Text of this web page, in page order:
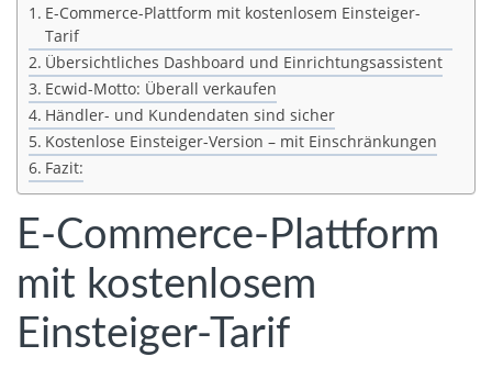
E-Commerce-Plattform mit kostenlosem Einsteiger-
Tarif
Übersichtliches Dashboard und Einrichtungsassistent
Ecwid-Motto: Überall verkaufen
Händler- und Kundendaten sind sicher
Kostenlose Einsteiger-Version – mit Einschränkungen
Fazit:
E-Commerce-Plattform
mit kostenlosem
Einsteiger-Tarif